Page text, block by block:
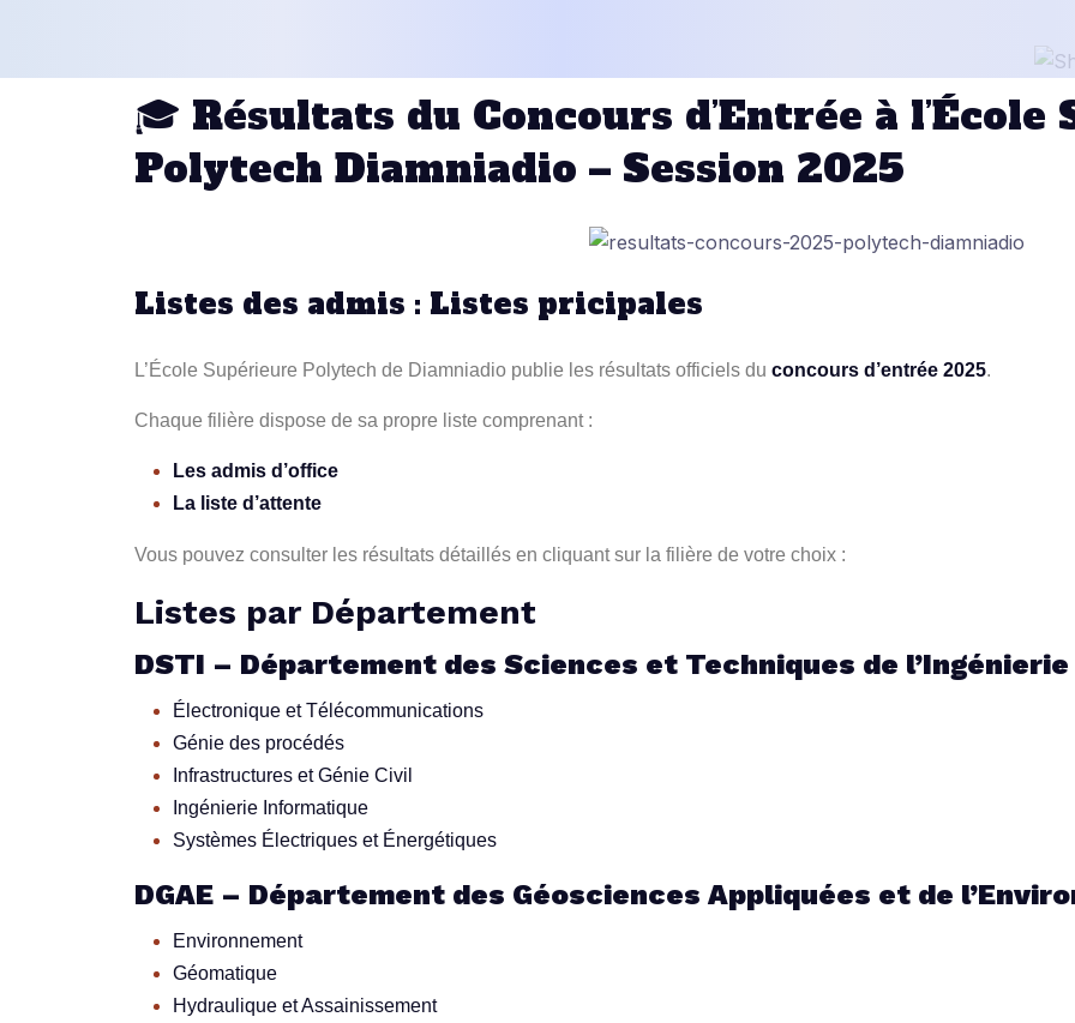
🎓 Résultats du Concours d’Entrée à l’École
Polytech Diamniadio – Session 2025
Listes des admis : Listes pricipales
L’École Supérieure Polytech de Diamniadio publie les résultats officiels du concours d’entrée 2025.
Chaque filière dispose de sa propre liste comprenant :
Les admis d’office
La liste d’attente
Vous pouvez consulter les résultats détaillés en cliquant sur la filière de votre choix :
Listes par Département
DSTI – Département des Sciences et Techniques de l’Ingénierie
Électronique et Télécommunications
Génie des procédés
Infrastructures et Génie Civil
Ingénierie Informatique
Systèmes Électriques et Énergétiques
DGAE – Département des Géosciences Appliquées et de
Environnement
Géomatique
Hydraulique et Assainissement